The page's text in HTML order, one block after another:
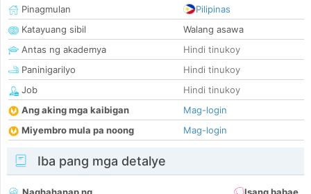
Pinagmulan
Pilipinas
Katayuang sibil
Walang asawa
Antas ng akademya
Hindi tinukoy
Paninigarilyo
Hindi tinukoy
Job
Hindi tinukoy
Ang aking mga kaibigan
Mag-login
Miyembro mula pa noong
Mag-login
Iba pang mga detalye